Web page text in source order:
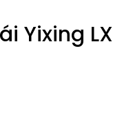
Yixing